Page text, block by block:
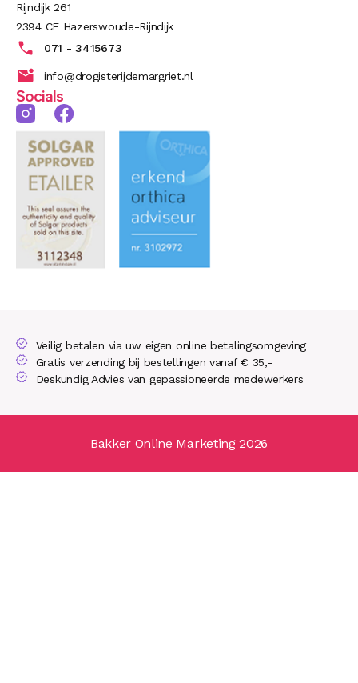
Rijndijk 261
2394 CE Hazerswoude-Rijndijk
071 - 3415673
info@drogisterijdemargriet.nl
Socials
Veilig betalen via uw eigen online betalingsomgeving
Gratis verzending bij bestellingen vanaf € 35,-
Deskundig Advies van gepassioneerde medewerkers
Bakker Online Marketing 2026